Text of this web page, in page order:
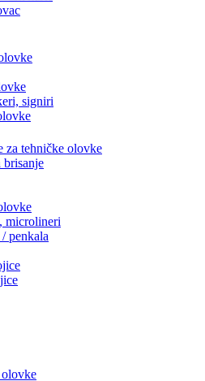
signiri
za tehničke olovke
brisanje
microlineri
penkala